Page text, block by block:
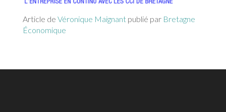
Article de Véronique Maignantpublié par Bretagne
Économique